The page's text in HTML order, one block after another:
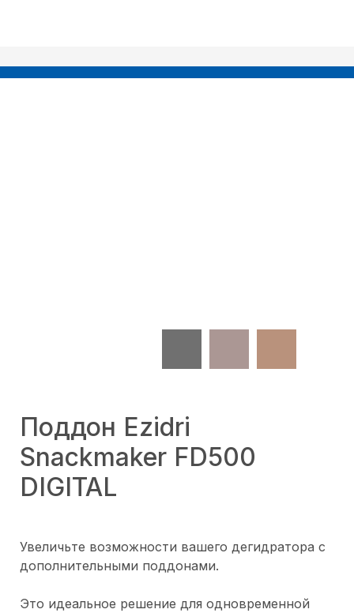
Поддон Ezidri
Snackmaker FD500
DIGITAL
Увеличьте возможности вашего дегидратора с
дополнительными поддонами.
Это идеальное решение для одновременной